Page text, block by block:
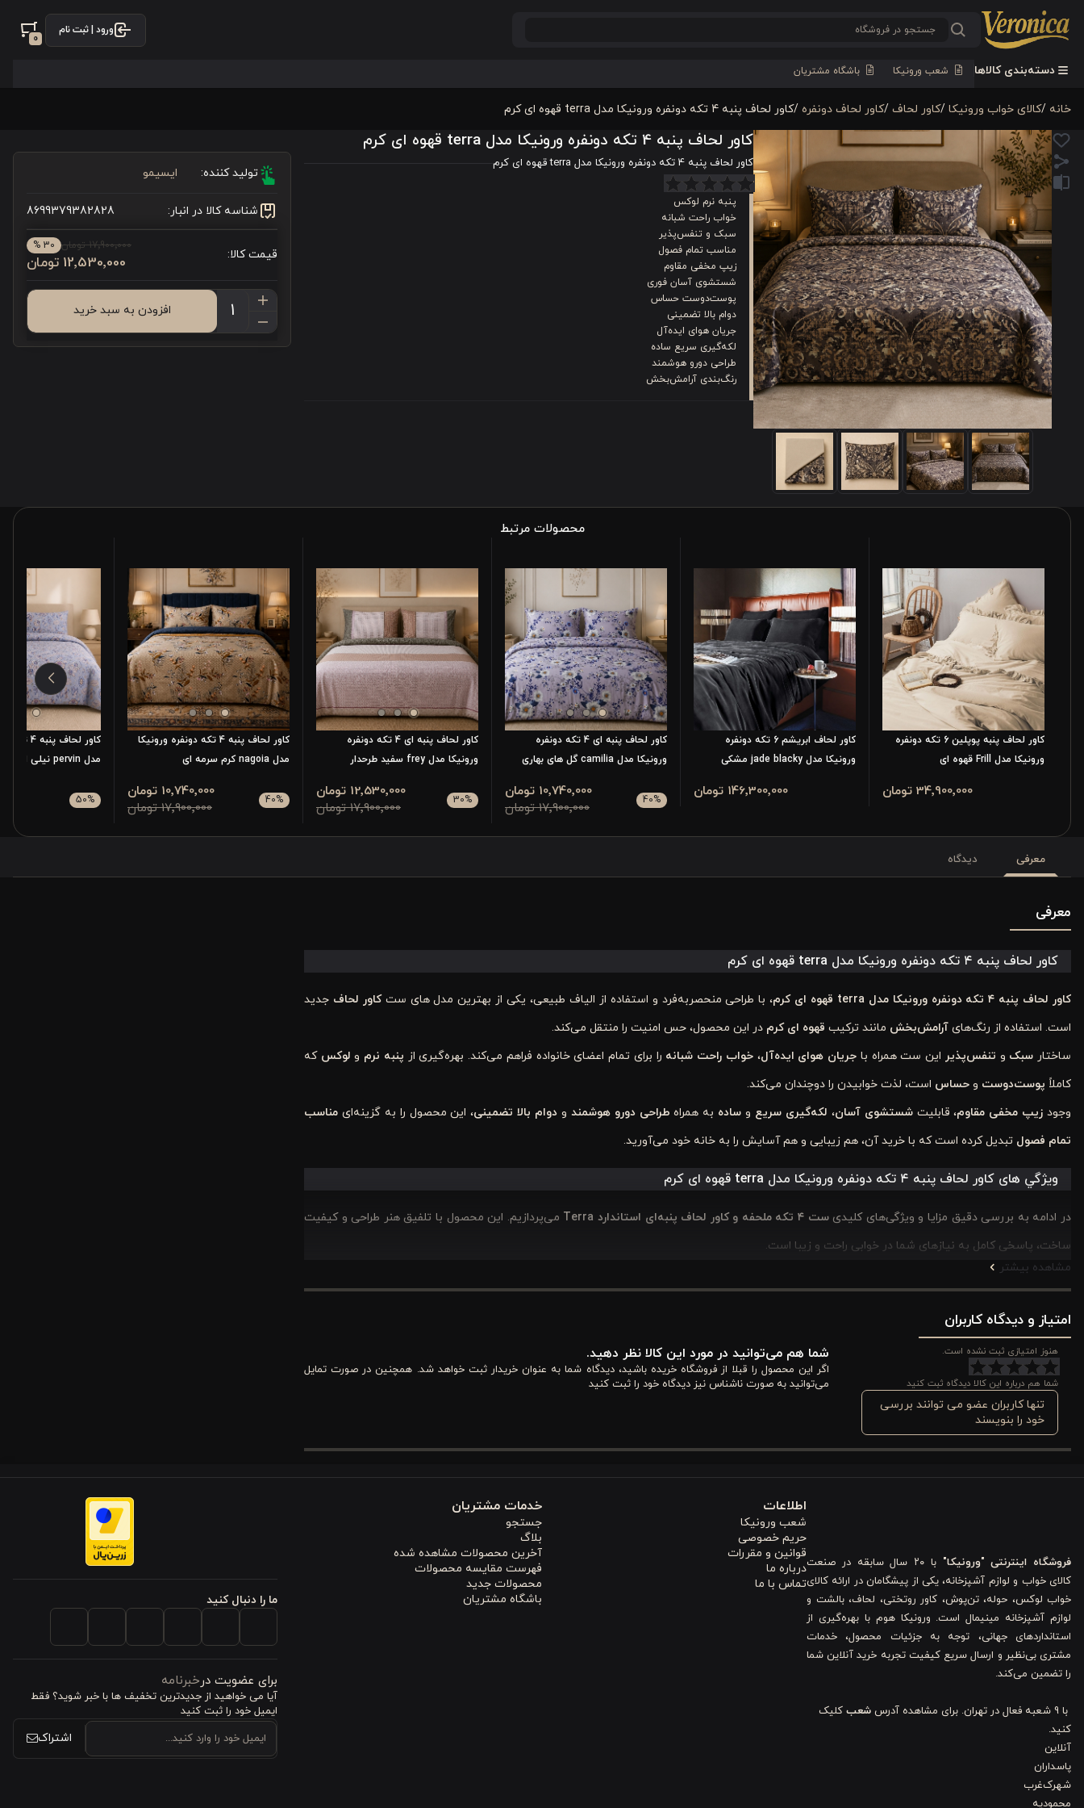
ورود | ثبت نام
0
دسته‌بندی کالاها شعب ورونیکا باشگاه مشتریان
خانه /کالای خواب ورونیکا /کاور لحاف /کاور لحاف دونفره /کاور لحاف پنبه 4 تکه دونفره ورونیکا مدل terra قهوه ای کرم
کاور لحاف پنبه 4 تکه دونفره ورونیکا مدل terra قهوه ای کرم
کاور لحاف پنبه 4 تکه دونفره ورونیکا مدل terra قهوه ای کرم
پنبه نرم لوکس
خواب راحت شبانه
سبک و تنفس‌پذیر
مناسب تمام فصول
زیپ مخفی مقاوم
شستشوی آسان فوری
پوست‌دوست حساس
دوام بالا تضمینی
جریان هوای ایده‌آل
لکه‌گیری سریع ساده
طراحی دورو هوشمند
رنگ‌بندی آرامش‌بخش
تولید کننده: ایسیمو
شناسه کالا در انبار: 8699379382828
قیمت کالا:
17٬900٬000 تومان 30 %
12٬530٬000 تومان
افزودن به سبد خرید
محصولات مرتبط
کاور لحاف پنبه پوپلین 6 تکه دونفره
ورونیکا مدل Frill قهوه ای
34٬900٬000 تومان
کاور لحاف ابریشم 6 تکه دونفره
ورونیکا مدل jade blacky مشکی
146٬300٬000 تومان
کاور لحاف پنبه ای 4 تکه دونفره
ورونیکا مدل camilia گل های بهاری
40% 17٬900٬000 تومان
10٬740٬000 تومان
کاور لحاف پنبه ای 4 تکه دونفره
ورونیکا مدل frey سفید طرحدار
30% 17٬900٬000 تومان
12٬530٬000 تومان
کاور لحاف پنبه 4 تکه دونفره ورونیکا
مدل nagoia کرم سرمه ای
40% 17٬900٬000 تومان
10٬740٬000 تومان
کاور لحاف
مدل pervin نیلی ارغوانی
50%
معرفی دیدگاه
معرفی
کاور لحاف پنبه ۴ تکه دونفره ورونیکا مدل terra قهوه ای کرم
کاور لحاف پنبه ۴ تکه دونفره ورونیکا مدل terra قهوه ای کرم ، با طراحی منحصر‌به‌فرد و استفاده از الیاف طبیعی، یکی از بهترین مدل های ستکاور لحاف جدید
است. استفاده از رنگ‌های آرامش‌بخش مانند ترکیب قهوه ای کرم در این محصول، حس امنیت را منتقل می‌کند.
ساختار سبک و تنفس‌پذیر این ست همراه با جریان هوای ایده‌آل،خواب راحت شبانه را برای تمام اعضای خانواده فراهم می‌کند. بهره‌گیری از پنبه نرم و لوکس که
کاملاً پوست‌دوست و حساس است، لذت خوابیدن را دوچندان می‌کند.
وجود زیپ مخفی مقاوم، قابلیتشستشوی آسان، لکه‌گیری سریع و ساده به همراه طراحی دورو هوشمند و دوام بالا تضمینی، این محصول را به گزینه‌ای مناسب
تمام فصول تبدیل کرده است که با خرید آن، هم زیبایی و هم آسایش را به خانه خود می‌آورید.
ويژگي های کاور لحاف پنبه ۴ تکه دونفره ورونیکا مدل terra قهوه ای کرم
در ادامه به بررسی دقیق مزایا و ویژگی‌های کلیدیست ۴ تکه ملحفه و کاور لحاف پنبه‌ای استاندارد Terra
می‌پردازیم. این محصول با تلفیق هنر طراحی و کیفیت
ساخت، پاسخی کامل به نیازهای شما در خوابی راحت و زیبا است.
۱. ترکیب رنگ آرامش‌بخش قهوه‌ ای و کرم برای دکوراسیونی مدرن
یکی از مهم‌ترین عوامل در انتخاب لوازم خواب، هارمونی آن با فضای اتاق است. رنگ‌های گرم و خنثی همیشه حس آرامش و صمیمیت را به فضا منتقل می‌کنند و
انتخابی مطمئن برای دکوراسیون‌های مختلف محسوب می‌شوند.
استفاده از پالت رنگیقهوه‌ای – کرم در این محصول، جلوه‌ای بسیارلوکسوآرامش‌بخشبه اتاق خواب شما می‌بخشد. این ترکیب رنگی به دلیل طبیعی بودن، به
راحتی با انواع مبلمان و پرده‌ها ست می‌شود. علاوه بر زیبایی ظاهری، این رنگ‌ها حس گرما و امنیت را تقویت کرده و بر روحیه ساکنین خانه، به ویژه فرزندان شما،
تأثیری مثبت می‌گذارند تا در محیطی آرام استراحت کنند.
۲. طراحی هوشمند دورو برای تنوع در چیدمان
قابلیت تغییر دکوراسیون بدون نیاز به خرید محصولات جدید، یکی از ویژگی‌های هوشمندانه در تولیدات جدید است. این محصول با ویژگی
انعطاف‌پذیری بی‌نظیری به شما می‌دهد. یک طرف این کاور لحاف با طرحی ساده و رنگ روتشکی طراحی شده و طرف دیگر دارای طرح‌های متنوع و جذاب است.
شما می‌توانید بسته به سلیقه و حال و هوای خود، در هر زمان ظاهر تخت خود را کاملاً تغییر دهید. این
طراحی هوشمندباعث می‌شود تا همیشه حس تازگی و
نوآوری در اتاق خواب شما جریان داشته باشد.
۳. جنس پنبه‌ای نرم و پوست‌دوست برای سلامتی
جنس پارچه و نوع الیاف به کار رفته در ملحفه، تأثیر مستقیمی بر کیفیت خواب و سلامت پوست دارد. الیاف طبیعی در مقایسه با مواد مصنوعی، تنفس بهتری
داشته و خطرات آلرژی و حساسیت را به شدت کاهش می‌دهند.
ست ۴ تکه ملحفه و کاور لحاف پنبه‌ای استاندارد Terra
نگرانی از خارش یا التهاب، از این محصول استفاده کنند. الیاف پنبه با جلوگیری از رشد باکتری و ایجاد محیطی بهداشتی،
تضمین می‌کند.
مشاهده بیشتر
امتیاز و دیدگاه کاربران
هنوز امتیازی ثبت نشده است.
شما هم درباره این کالا دیدگاه ثبت کنید
تنها کاربران عضو می توانند بررسی
خود را بنویسند
شما هم می‌توانید در مورد این کالا نظر دهید.
اگر این محصول را قبلا از فروشگاه خریده باشید، دیدگاه شما به عنوان خریدار ثبت خواهد شد. همچنین در صورت تمایل
می‌توانید به صورت ناشناس نیز دیدگاه خود را ثبت کنید
فروشگاه اینترنتی "ورونیکا"
با ۲۰ سال سابقه در صنعت
کالای خواب و لوازم آشپزخانه، یکی از پیشگامان در ارائه کالای
خواب لوکس، حوله، تن‌پوش، کاور روتختی، لحاف، بالشت و
لوازم آشپزخانه مینیمال است. ورونیکا هوم با بهره‌گیری از
استانداردهای جهانی، توجه به جزئیات محصول، خدمات
مشتری بی‌نظیر و ارسال سریع کیفیت تجربه خرید آنلاین شما
را تضمین می‌کند.
با 9 شعبه فعال در تهران. برای مشاهده آدرس شعب کلیک
کنید.
آنلاین
پاسداران
شهرک‌غرب
محمودیه
اطلاعات
شعب ورونیکا
حریم خصوصی
قوانین و مقررات
درباره ما
تماس با ما
خدمات مشتریان
جستجو
بلاگ
آخرین محصولات مشاهده شده
فهرست مقایسه محصولات
محصولات جدید
باشگاه مشتریان
ما را دنبال کنید
برای عضویت درخبرنامه
آیا می خواهید از جدید‌ترین تخفیف‌ ها با‌ خبر شوید؟ فقط
ایمیل خود را ثبت کنید
اشتراک